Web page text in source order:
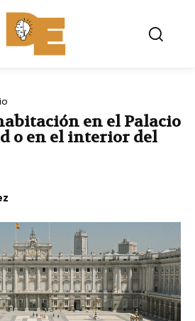
en el Palacio
o en el interior del